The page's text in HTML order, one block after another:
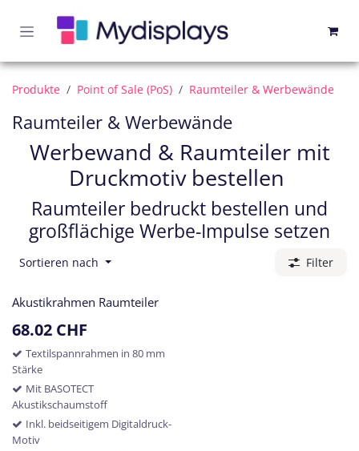
Produkte Point of Sale (PoS) Raumteiler & Werbewände
Raumteiler & Werbewände
Werbewand & Raumteiler mit
Druckmotiv bestellen
Raumteiler bedruckt bestellen und
großflächige Werbe-Impulse setzen
Sortieren nach Filter
Akustikrahmen Raumteiler
68.02 CHF
Textilspannrahmen in 80 mm
Stärke
Mit BASOTECT
Akustikschaumstoff
Inkl. beidseitigem Digitaldruck-
Motiv